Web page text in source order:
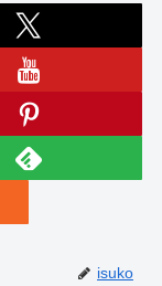
isuko